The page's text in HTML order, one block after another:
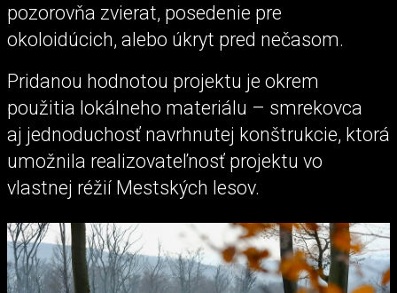
pozorovňa zvierat, posedenie pre
okoloidúcich, alebo úkryt pred nečasom.
Pridanou hodnotou projektu je okrem
použitia lokálneho materiálu – smrekovca
aj jednoduchosť navrhnutej konštrukcie, ktorá
umožnila realizovateľnosť projektu vo
vlastnej réžií Mestských lesov.